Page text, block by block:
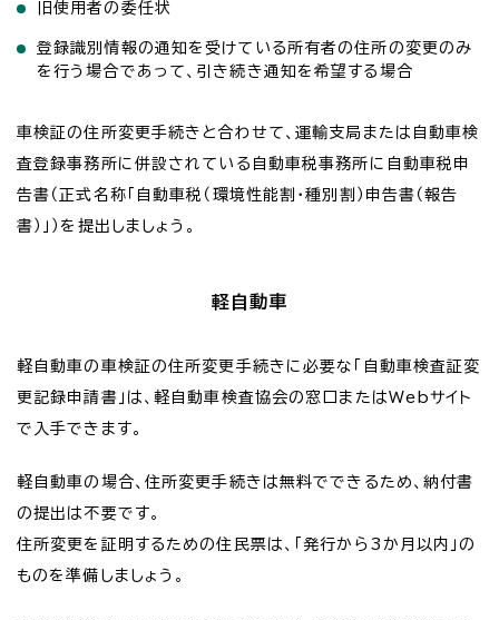
旧使用者の委任状
登録識別情報の通知を受けている所有者の住所の変更のみ
を行う場合であって、引き続き通知を希望する場合
車検証の住所変更手続きと合わせて、運輸支局または自動車検
査登録事務所に併設されている自動車税事務所に自動車税申
告書（正式名称「自動車税（環境性能割・種別割）申告書（報告
書）」）を提出しましょう。
軽自動車
軽自動車の車検証の住所変更手続きに必要な「自動車検査証変
更記録申請書」は、軽自動車検査協会の窓口またはWebサイト
で入手できます。
軽自動車の場合、住所変更手続きは無料でできるため、納付書
の提出は不要です。
住所変更を証明するための住民票は、「発行から3か月以内」の
ものを準備しましょう。